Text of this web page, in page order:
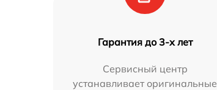
Гарантия до 3-х лет
Сервисный центр
устанавливает оригинальные